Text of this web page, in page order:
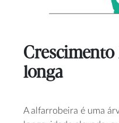
longa
A alfarrobeira é uma